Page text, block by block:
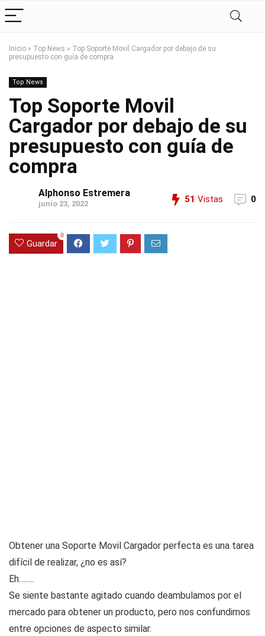
Inicio » Top News » Top Soporte Movil Cargador por debajo de su
presupuesto con guía de compra
Top News
Top Soporte Movil
Cargador por debajo de su
presupuesto con guía de
compra
Alphonso Estremera
junio 23, 2022 51 Vistas 0
Guardar
0
Obtener una Soporte Movil Cargador perfecta es una tarea
difícil de realizar, ¿no es así?
Eh……..
Se siente bastante agitado cuando deambulamos por el
mercado para obtener un producto, pero nos confundimos
entre opciones de aspecto similar.